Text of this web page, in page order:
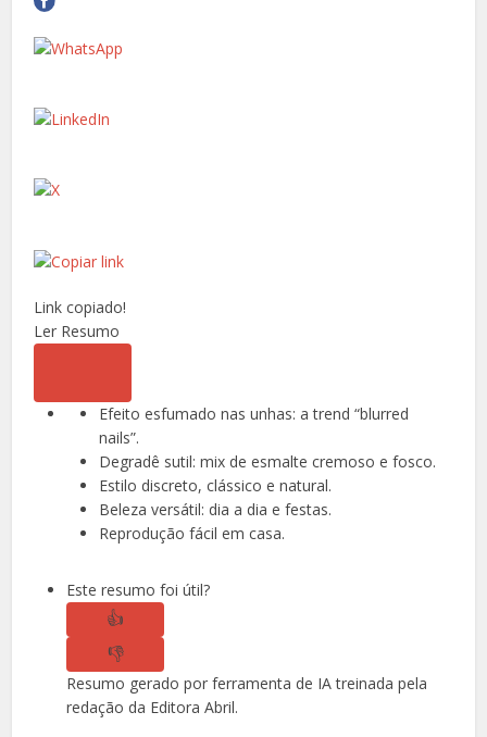
Link copiado!
Ler Resumo
Efeito esfumado nas unhas: a trend “blurred
nails”.
Degradê sutil: mix de esmalte cremoso e fosco.
Estilo discreto, clássico e natural.
Beleza versátil: dia a dia e festas.
Reprodução fácil em casa.
Este resumo foi útil?
👍
👎
Resumo gerado por ferramenta de IA treinada pela
redação da Editora Abril.